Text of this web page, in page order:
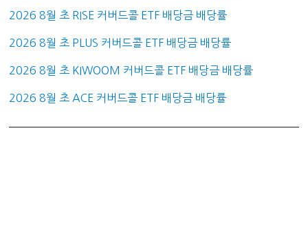
2026 8월 초 RISE 커버드콜 ETF 배당금 배당률
2026 8월 초 PLUS 커버드콜 ETF 배당금 배당률
2026 8월 초 KIWOOM 커버드콜 ETF 배당금 배당률
2026 8월 초 ACE 커버드콜 ETF 배당금 배당률